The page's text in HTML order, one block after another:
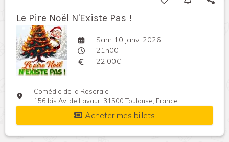
Le Pire Noël N'Existe Pas !
Sam 10 janv. 2026
21h00
22,00€
Comédie de la Roseraie
156 bis Av. de Lavaur, 31500 Toulouse, France
Acheter mes billets